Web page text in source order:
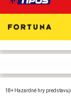
18+ Hazardné hry